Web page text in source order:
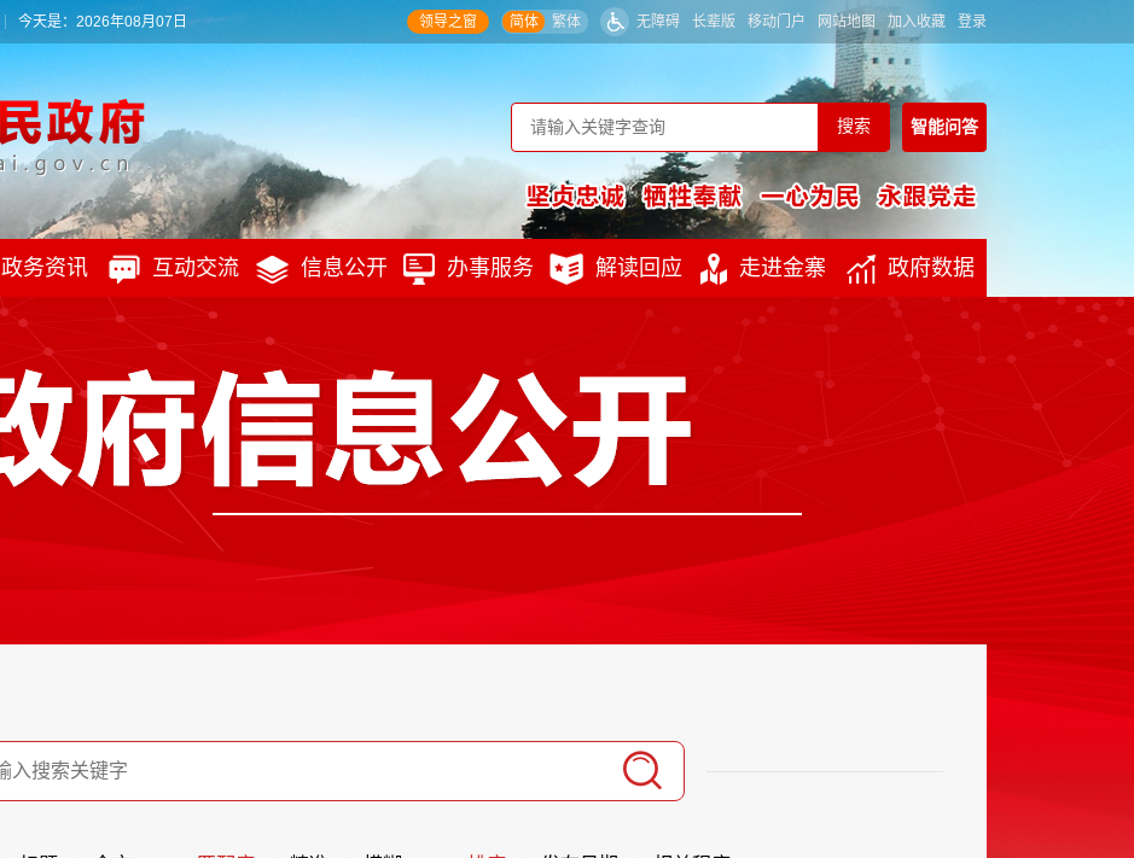
今天是：2026年08月07日 领导之窗 简体 繁体 无障碍 长辈版 移动门户 网站地图 加入收藏 登录
智能问答
政务资讯 互动交流 信息公开 办事服务 解读回应 走进金寨 政府数据